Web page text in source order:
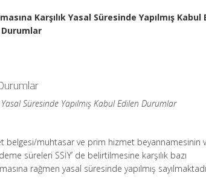
Karşılık Yasal Süresinde Yapılmış Kabul
Durumlar
Süresinde Yapılmış Kabul Edilen Durumlar
belgesi/muhtasar ve prim hizmet beyannamesinin
süreleri SSİY’ de belirtilmesine karşılık bazı
rağmen yasal süresinde yapılmış